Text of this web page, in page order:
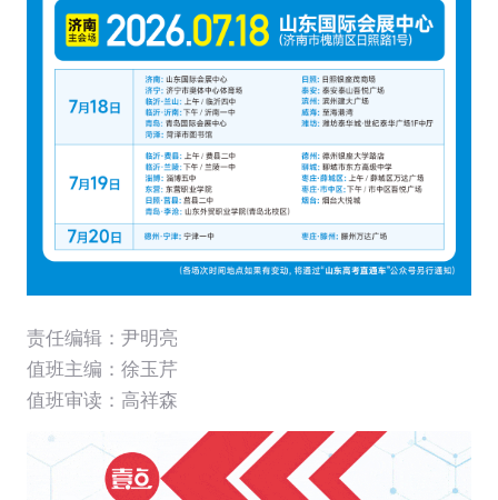
责任编辑：尹明亮
值班主编： 徐玉芹
值班审读：高祥森